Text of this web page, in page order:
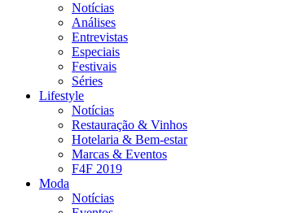
Notícias
Análises
Entrevistas
Especiais
Festivais
Séries
Lifestyle
Notícias
Restauração & Vinhos
Hotelaria & Bem-estar
Marcas & Eventos
F4F 2019
Moda
Notícias